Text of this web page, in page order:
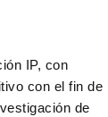
IP, con
con el fin de
de